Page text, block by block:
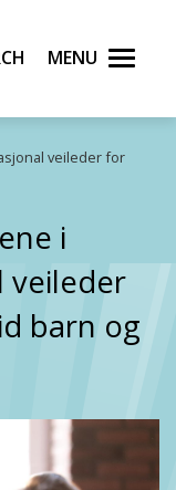
Menu
veileder for
i
veileder
barn og